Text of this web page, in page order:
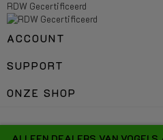
RDW Gecertificeerd
ACCOUNT
SUPPORT
ONZE SHOP